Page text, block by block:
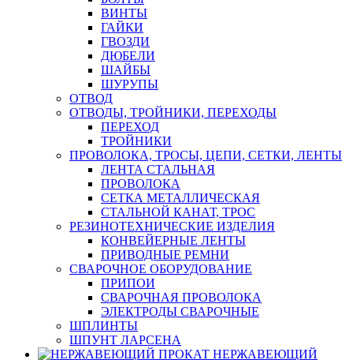
ВИНТЫ
ГАЙКИ
ГВОЗДИ
ДЮБЕЛИ
ШАЙБЫ
ШУРУПЫ
ОТВОД
ОТВОДЫ, ТРОЙНИКИ, ПЕРЕХОДЫ
ПЕРЕХОД
ТРОЙНИКИ
ПРОВОЛОКА, ТРОСЫ, ЦЕПИ, СЕТКИ, ЛЕНТЫ
ЛЕНТА СТАЛЬНАЯ
ПРОВОЛОКА
СЕТКА МЕТАЛЛИЧЕСКАЯ
СТАЛЬНОЙ КАНАТ, ТРОС
РЕЗИНОТЕХНИЧЕСКИЕ ИЗДЕЛИЯ
КОНВЕЙЕРНЫЕ ЛЕНТЫ
ПРИВОДНЫЕ РЕМНИ
СВАРОЧНОЕ ОБОРУДОВАНИЕ
ПРИПОИ
СВАРОЧНАЯ ПРОВОЛОКА
ЭЛЕКТРОДЫ СВАРОЧНЫЕ
ШПЛИНТЫ
ШПУНТ ЛАРСЕНА
НЕРЖАВЕЮЩИЙ